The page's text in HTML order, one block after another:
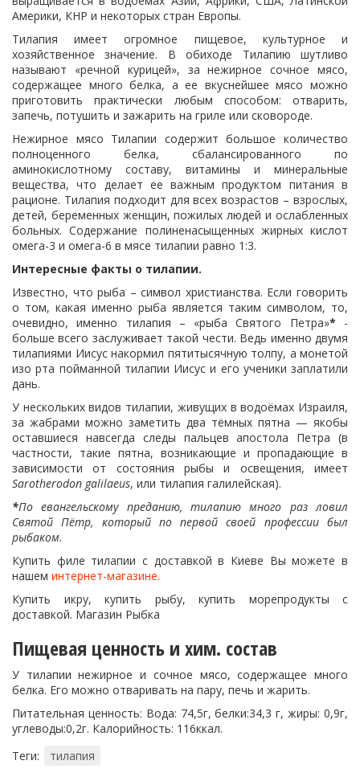
Америки, КНР и некоторых стран Европы.
Тилапия имеет огромное пищевое, культурное и
хозяйственное значение. В обиходе Тилапию шутливо
называют «речной курицей», за нежирное сочное мясо,
содержащее много белка, а ее вкуснейшее мясо можно
приготовить практически любым способом: отварить,
запечь, потушить и зажарить на гриле или сковороде.
Нежирное мясо Тилапии содержит большое количество
полноценного белка, сбалансированного по
аминокислотному составу, витамины и минеральные
вещества, что делает ее важным продуктом питания в
рационе. Тилапия подходит для всех возрастов – взрослых,
детей, беременных женщин, пожилых людей и ослабленных
больных. Содержание полиненасыщенных жирных кислот
омега-3 и омега-6 в мясе тилапии равно 1:3.
Интересные факты о тилапии.
Известно, что рыба – символ христианства. Если говорить
о том, какая именно рыба является таким символом, то,
очевидно, именно тилапия – «рыба Святого Петра»* -
больше всего заслуживает такой чести. Ведь именно двумя
тилапиями Иисус накормил пятитысячную толпу, а монетой
изо рта пойманной тилапии Иисус и его ученики заплатили
дань.
У нескольких видов тилапии, живущих в водоёмах Израиля,
за жабрами можно заметить два тёмных пятна — якобы
оставшиеся навсегда следы пальцев апостола Петра (в
частности, такие пятна, возникающие и пропадающие в
зависимости от состояния рыбы и освещения, имеет
Sarotherodon galilaeus, или тилапия галилейская).
*По евангельскому преданию, тилапию много раз ловил
Святой Пётр, который по первой своей профессии был
рыбаком.
Купить филе тилапии с доставкой в Киеве Вы можете в
нашем интернет-магазине.
Купить икру, купить рыбу, купить морепродукты с
доставкой. Магазин Рыбка
Пищевая ценность и хим. состав
У тилапии нежирное и сочное мясо, содержащее много
белка. Его можно отваривать на пару, печь и жарить.
Питательная ценность: Вода: 74,5г, белки:34,3 г, жиры: 0,9г,
углеводы:0,2г. Калорийность: 116ккал.
Теги:
тилапия